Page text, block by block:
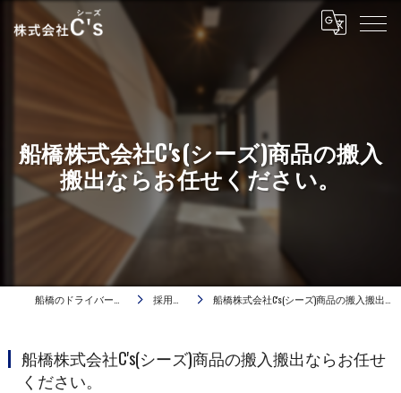
船橋株式会社C's(シーズ)商品の搬入
搬出ならお任せください。
採用ブログ 船橋株式会社C's(シーズ)商品の搬入搬出ならお任せください。
船橋株式会社C's(シーズ)商品の搬入搬出ならお任せ
ください。